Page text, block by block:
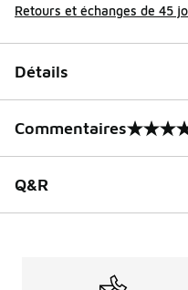
Retours et échanges de 45
Détails
Commentaires
0 sur 5 notes
Q&R